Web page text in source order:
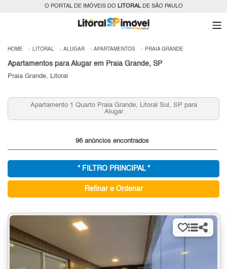
O PORTAL DE IMÓVEIS DO LITORALDE SÃO PAULO
HOME LITORAL ALUGAR APARTAMENTOS PRAIA GRANDE
Apartamentos para Alugar em Praia Grande, SP
Praia Grande, Litoral
1 Quarto Praia Grande, Litoral Sul, SP para
96 anúncios encontrados
* FILTRO PRINCIPAL *
Refinar e Ordenar